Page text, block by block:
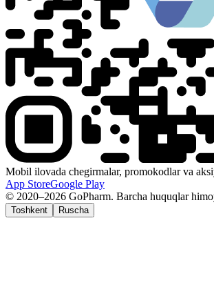
Mobil ilovada chegirmalar, promokodlar va
App StoreGoogle Play
© 2020–2026 GoPharm. Barcha huquqlar
Toshkent Ruscha